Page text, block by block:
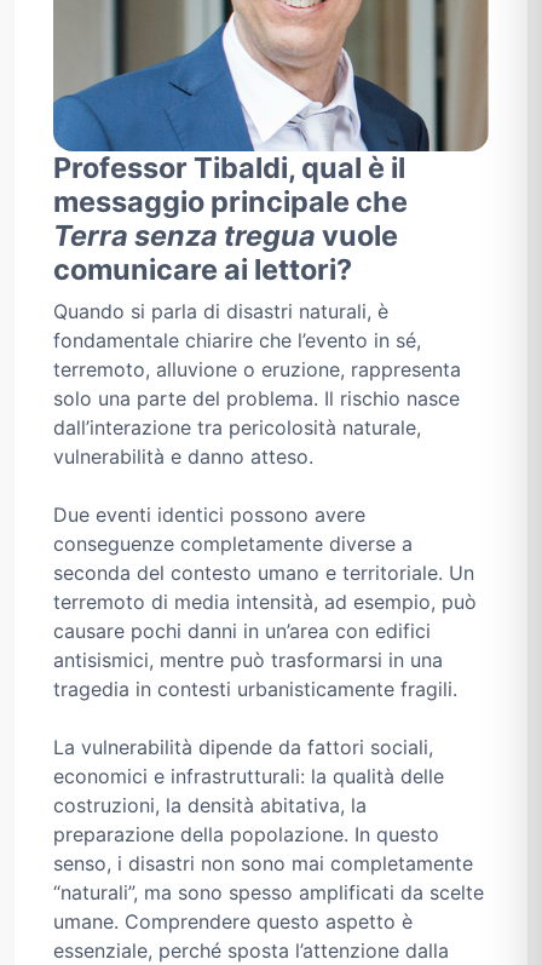
Professor Tibaldi, qual è il
messaggio principale che
Terra senza tregua vuole
comunicare ai lettori?
Quando si parla di disastri naturali, è
fondamentale chiarire che l’evento in sé,
terremoto, alluvione o eruzione, rappresenta
solo una parte del problema. Il rischio nasce
dall’interazione tra pericolosità naturale,
vulnerabilità e danno atteso.
Due eventi identici possono avere
conseguenze completamente diverse a
seconda del contesto umano e territoriale. Un
terremoto di media intensità, ad esempio, può
causare pochi danni in un’area con edifici
antisismici, mentre può trasformarsi in una
tragedia in contesti urbanisticamente fragili.
La vulnerabilità dipende da fattori sociali,
economici e infrastrutturali: la qualità delle
costruzioni, la densità abitativa, la
preparazione della popolazione. In questo
senso, i disastri non sono mai completamente
“naturali”, ma sono spesso amplificati da scelte
umane. Comprendere questo aspetto è
essenziale, perché sposta l’attenzione dalla